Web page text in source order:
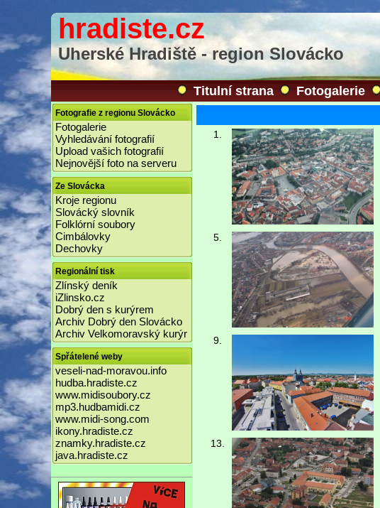
hradiste.cz
Uherské Hradiště - region Slovácko
Titulní strana Fotogalerie
Fotografie z regionu Slovácko
Fotogalerie
Vyhledávání fotografií
Upload vašich fotografií
Nejnovější foto na serveru
Ze Slovácka
Kroje regionu
Slovácký slovník
Folklórní soubory
Cimbálovky
Dechovky
Regionální tisk
Zlínský deník
iZlinsko.cz
Dobrý den s kurýrem
Archiv Dobrý den Slovácko
Archiv Velkomoravský kurýr
Spřátelené weby
veseli-nad-moravou.info
hudba.hradiste.cz
www.midisoubory.cz
mp3.hudbamidi.cz
www.midi-song.com
ikony.hradiste.cz
znamky.hradiste.cz
java.hradiste.cz
1.
5.
9.
13.